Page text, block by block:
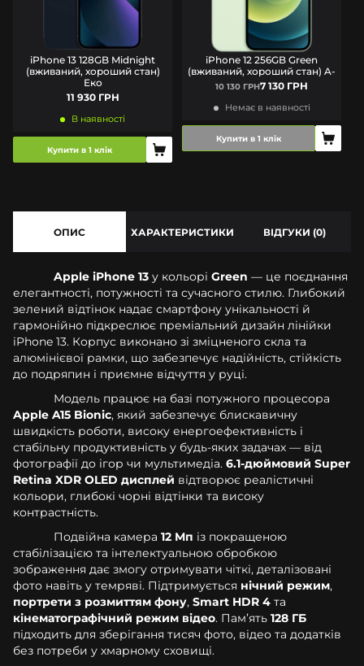
iPhone 13 128GB Midnight
(вживаний, хороший стан)
Еко
11 930 ГРН
В наявності
Купити в 1 клік
iPhone 12 256GB Green
(вживаний, хороший стан) A-
10 130 ГРН7 130 ГРН
Немає в наявності
Купити в 1 клік
ОПИС ХАРАКТЕРИСТИКИ ВІДГУКИ (0)
Apple iPhone 13 у кольорі Green — це поєднання
елегантності, потужності та сучасного стилю. Глибокий
зелений відтінок надає смартфону унікальності й
гармонійно підкреслює преміальний дизайн лінійки
iPhone 13. Корпус виконано зі зміцненого скла та
алюмінієвої рамки, що забезпечує надійність, стійкість
до подряпин і приємне відчуття у руці.
Модель працює на базі потужного процесора
Apple A15 Bionic, який забезпечує блискавичну
швидкість роботи, високу енергоефективність і
стабільну продуктивність у будь-яких задачах — від
фотографії до ігор чи мультимедіа. 6.1-дюймовий Super
Retina XDR OLED дисплей відтворює реалістичні
кольори, глибокі чорні відтінки та високу
контрастність.
Подвійна камера 12 Мп із покращеною
стабілізацією та інтелектуальною обробкою
зображення дає змогу отримувати чіткі, деталізовані
фото навіть у темряві. Підтримується нічний режим,
портрети з розмиттям фону, Smart HDR 4 та
кінематографічний режим відео. Памʼять 128 ГБ
підходить для зберігання тисяч фото, відео та додатків
без потреби у хмарному сховищі.